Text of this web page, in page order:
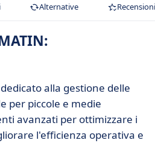
Alternative Recensioni
alla gestione delle
per piccole e medie
avanzati per ottimizzare i
l'efficienza operativa e